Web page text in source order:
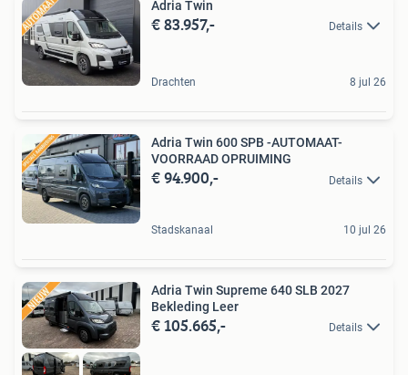
Adria Twin
€ 83.957,- Details
Drachten 8 jul 26
Adria Twin 600 SPB -AUTOMAAT-
VOORRAAD OPRUIMING
€ 94.900,- Details
Stadskanaal 10 jul 26
Adria Twin Supreme 640 SLB 2027
Bekleding Leer
€ 105.665,- Details